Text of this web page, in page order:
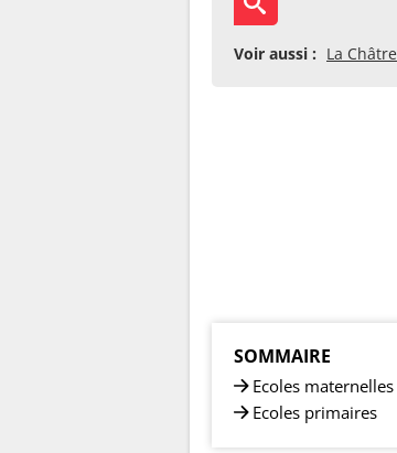
Voir aussi : La Châtre
SOMMAIRE
Ecoles maternelles
Ecoles primaires